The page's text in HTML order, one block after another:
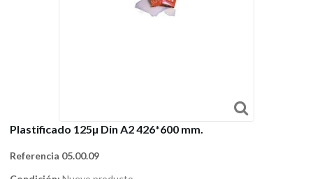
Plastificado 125µ Din A2 426*600 mm.
Referencia 05.00.09